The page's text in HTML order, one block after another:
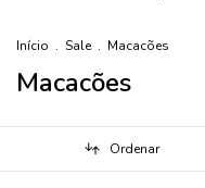
Início . Sale . Macacões
Macacões
Ordenar